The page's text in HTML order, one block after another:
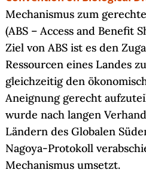
Mechanismus zum
(ABS – Access and Benefit
Ziel von ABS ist es den
Ressourcen eines Landes
gleichzeitig den
Aneignung gerecht
wurde nach langen
Ländern des Globalen
Nagoya-Protokoll
Mechanismus umsetzt.